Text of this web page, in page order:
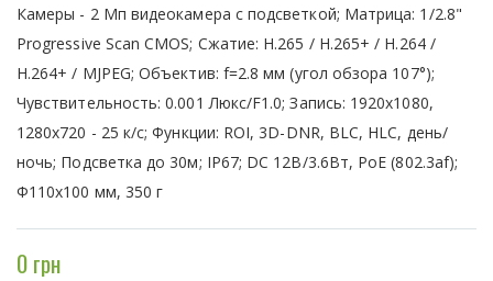
Камеры - 2 Мп видеокамера с подсветкой; Матрица: 1/2.8"
Progressive Scan CMOS; Сжатие: Н.265 / Н.265+ / H.264 /
H.264+ / MJPEG; Объектив: f=2.8 мм (угол обзора 107°);
Чувствительность: 0.001 Люкс/F1.0; Запись: 1920x1080,
1280х720 - 25 к/с; Функции: ROI, 3D-DNR, BLC, HLC, день/
ночь; Подсветка до 30м; IP67; DC 12В/3.6Вт, PoE (802.3af);
Ф110x100 мм, 350 г
0 грн